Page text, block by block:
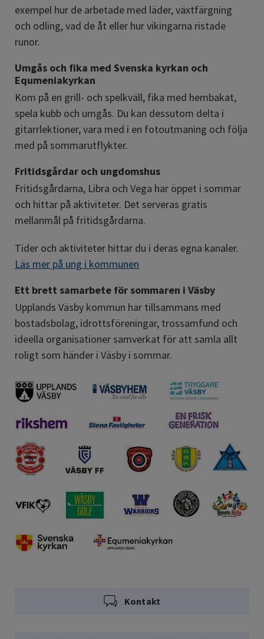
exempel hur de arbetade med läder, växtfärgning
och odling, vad de åt eller hur vikingarna ristade
runor.
Umgås och fika med Svenska kyrkan och
Equmeniakyrkan
Kom på en grill- och spelkväll, fika med hembakat,
spela kubb och umgås. Du kan dessutom delta i
gitarrlektioner, vara med i en fotoutmaning och följa
med på sommarutflykter.
Fritidsgårdar och ungdomshus
Fritidsgårdarna, Libra och Vega har öppet i sommar
och hittar på aktiviteter. Det serveras gratis
mellanmål på fritidsgårdarna.
Tider och aktiviteter hittar du i deras egna kanaler.
Läs mer på ung i kommunen
Ett brett samarbete för sommaren i Väsby
Upplands Väsby kommun har tillsammans med
bostadsbolag, idrottsföreningar, trossamfund och
ideella organisationer samverkat för att samla allt
roligt som händer i Väsby i sommar.
Kontakt